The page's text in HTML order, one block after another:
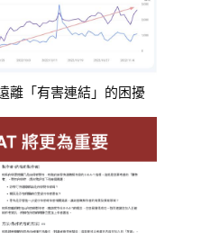
離「有害連結」的困擾